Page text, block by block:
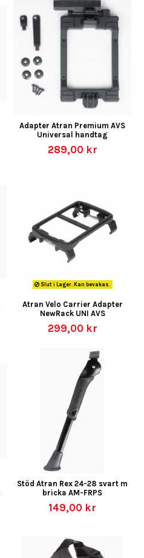
Adapter Atran Premium AVS
Universal handtag
289,00 kr
Slut i Lager. Kan bevakas.
Atran Velo Carrier Adapter
NewRack UNI AVS
299,00 kr
Stöd Atran Rex 24-28 svart m
bricka AM-FRPS
149,00 kr